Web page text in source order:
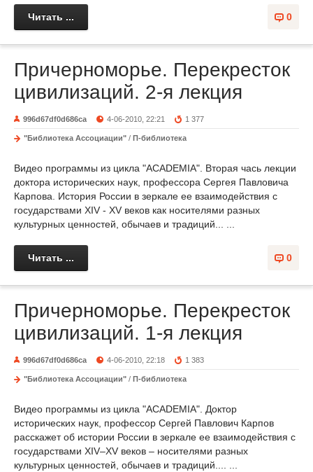
0
Читать ...
Причерноморье. Перекресток
цивилизаций. 2-я лекция
996d67df0d686ca 4-06-2010, 22:21 1 377
"Библиотека Ассоциации" / П-библиотека
Видео программы из цикла "ACADEMIA". Вторая чась лекции
доктора исторических наук, профессора Сергея Павловича
Карпова. История России в зеркале ее взаимодействия с
государствами XIV - XV веков как носителями разных
культурных ценностей, обычаев и традиций... ...
0
Читать ...
Причерноморье. Перекресток
цивилизаций. 1-я лекция
996d67df0d686ca 4-06-2010, 22:18 1 383
"Библиотека Ассоциации" / П-библиотека
Видео программы из цикла "ACADEMIA". Доктор
исторических наук, профессор Сергей Павлович Карпов
расскажет об истории России в зеркале ее взаимодействия с
государствами XIV–XV веков – носителями разных
культурных ценностей, обычаев и традиций.... ...